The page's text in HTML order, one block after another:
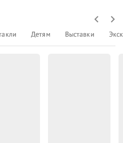
Детям Выставки